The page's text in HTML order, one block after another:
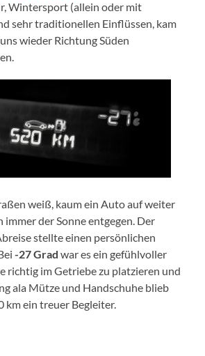
Wintersport (allein oder mit
sehr traditionellen Einflüssen, kam
wieder Richtung Süden
weiß, kaum ein Auto auf weiter
immer der Sonne entgegen. Der
stellte einen persönlichen
-27 Grad war es ein gefühlvoller
richtig im Getriebe zu platzieren und
ala Mütze und Handschuhe blieb
km ein treuer Begleiter.